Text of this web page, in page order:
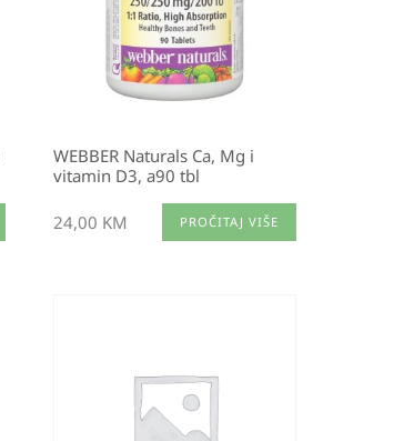
WEBBER Naturals Ca, Mg i
vitamin D3, a90 tbl
24,00 KM PROČITAJ VIŠE